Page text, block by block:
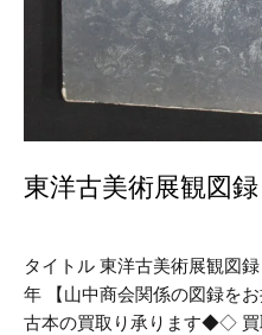
東洋古美術展観図
タイトル 東洋古美術展観図
年 【山中商会関係の図録を
古本の買取り承ります◆◇ 買